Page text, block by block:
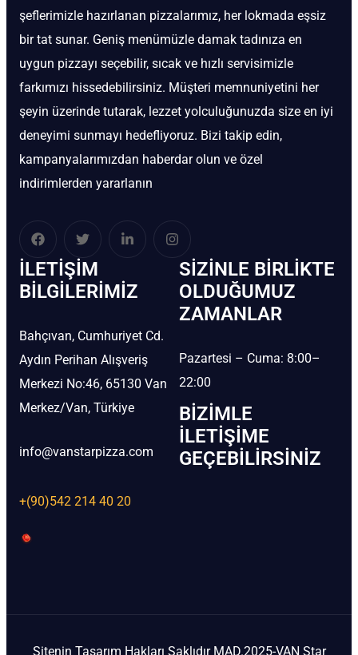
şeflerimizle hazırlanan pizzalarımız, her lokmada eşsiz
bir tat sunar. Geniş menümüzle damak tadınıza en
uygun pizzayı seçebilir, sıcak ve hızlı servisimizle
farkımızı hissedebilirsiniz. Müşteri memnuniyetini her
şeyin üzerinde tutarak, lezzet yolculuğunuzda size en iyi
deneyimi sunmayı hedefliyoruz. Bizi takip edin,
kampanyalarımızdan haberdar olun ve özel
indirimlerden yararlanın
İLETIŞIM
BİLGILERIMIZ
Bahçıvan, Cumhuriyet Cd.
Aydın Perihan Alışveriş
Merkezi No:46, 65130 Van
Merkez/Van, Türkiye
info@vanstarpizza.com
+(90)542 214 40 20
SIZINLE BIRLIKTE
OLDUĞUMUZ
ZAMANLAR
Pazartesi – Cuma: 8:00–
22:00
BIZIMLE
İLETIŞIME
GEÇEBILIRSINIZ
Sitenin Tasarım Hakları Saklıdır MAD.2025-VAN Star